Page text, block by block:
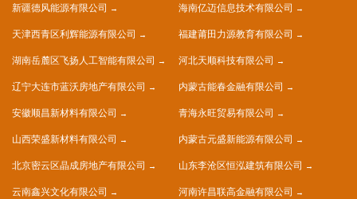
新疆德风能源有限公司 海南亿迈信息技术有限公司
天津西青区利辉能源有限公司 福建莆田力源教育有限公司
湖南岳麓区飞扬人工智能有限公司 河北天顺科技有限公司
辽宁大连市蓝沃房地产有限公司 内蒙古能春金融有限公司
安徽顺昌新材料有限公司 青海永旺贸易有限公司
山西荣盛新材料有限公司 内蒙古元盛新能源有限公司
北京密云区晶成房地产有限公司 山东李沧区恒泓建筑有限公司
云南鑫兴文化有限公司 河南许昌联高金融有限公司